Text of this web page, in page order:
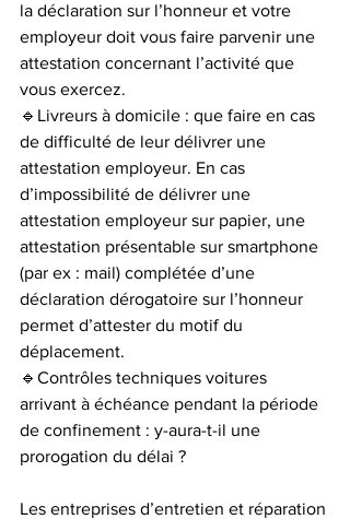
la déclaration sur l’honneur et votre
employeur doit vous faire parvenir une
attestation concernant l’activité que
vous exercez.
🔹Livreurs à domicile : que faire en cas
de difficulté de leur délivrer une
attestation employeur. En cas
d’impossibilité de délivrer une
attestation employeur sur papier, une
attestation présentable sur smartphone
(par ex : mail) complétée d’une
déclaration dérogatoire sur l’honneur
permet d’attester du motif du
déplacement.
🔹Contrôles techniques voitures
arrivant à échéance pendant la période
de confinement : y-aura-t-il une
prorogation du délai ?
Les entreprises d’entretien et réparation